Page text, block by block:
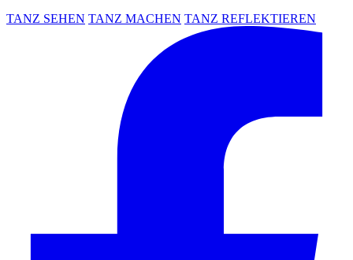
TANZ SEHEN TANZ MACHEN TANZ REFLEKTIEREN